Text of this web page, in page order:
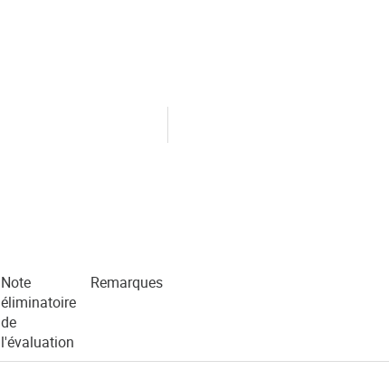
Note
éliminatoire
de
l'évaluation
Remarques